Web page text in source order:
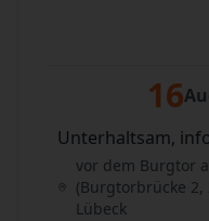
16
Unterhaltsam,
vor dem Burgtor
(Burgtorbrücke 2,
Lübeck